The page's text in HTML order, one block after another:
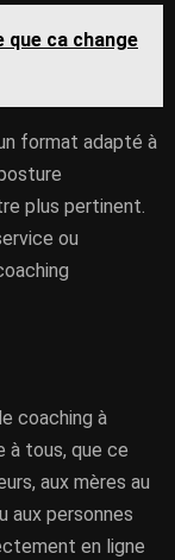
que ca change
format adapté à
plus pertinent.
ou
coaching à
à tous, que ce
aux mères au
aux personnes
en ligne